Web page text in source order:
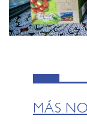
MÁS